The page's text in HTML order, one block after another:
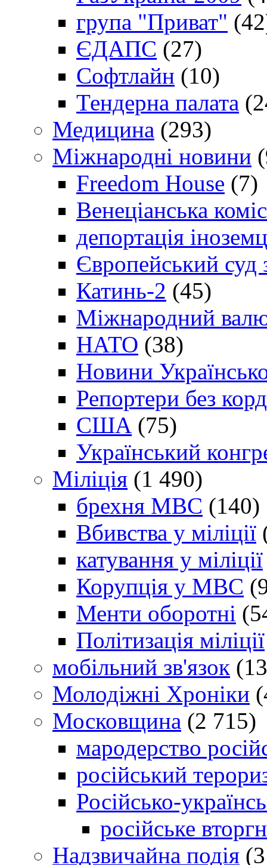
група "Приват"
ЄДАПС (27)
Софтлайн (10)
Тендерна палата
Медицина (293)
Міжнародні новини
Freedom House (7)
Венеціанська
депортація
Європейський
Катинь-2 (45)
Міжнародний
НАТО (38)
Новини
Репортери без
США (75)
Український
Міліція (1 490)
брехня МВС (140)
Вбивства у міліції
катування у міліції
Корупція у МВС
Менти оборотні
Політизація міліції
мобільний зв'язок
Молодіжні Хроніки
Московщина (2 715)
мародерство
російський
Російсько-
російське
Надзвичайна подія